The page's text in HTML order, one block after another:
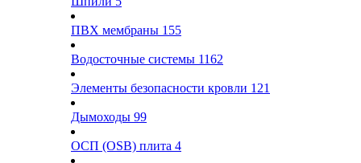
ПВХ мембраны 155
Водосточные системы 1162
Элементы безопасности кровли 121
Дымоходы 99
ОСП (OSB) плита 4